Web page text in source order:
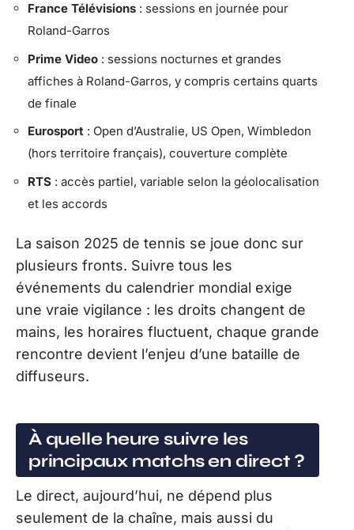
France Télévisions : sessions en journée pour
Roland-Garros
Prime Video : sessions nocturnes et grandes
affiches à Roland-Garros, y compris certains quarts
de finale
Eurosport : Open d’Australie, US Open, Wimbledon
(hors territoire français), couverture complète
RTS : accès partiel, variable selon la géolocalisation
et les accords
La saison 2025 de tennis se joue donc sur
plusieurs fronts. Suivre tous les
événements du calendrier mondial exige
une vraie vigilance : les droits changent de
mains, les horaires fluctuent, chaque grande
rencontre devient l’enjeu d’une bataille de
diffuseurs.
À quelle heure suivre les
principaux matchs en direct ?
Le direct, aujourd’hui, ne dépend plus
seulement de la chaîne, mais aussi du